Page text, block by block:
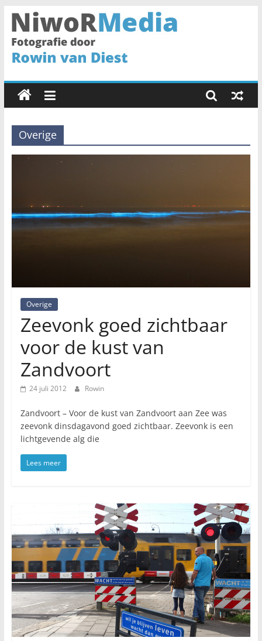
Spring
naar
inhoud
NiwoRMedia
Fotografie
door
Rowin
Diest
•
Haarlem
Overige
Overige
Zeevonk goed zichtbaar
voor de kust van
Zandvoort
24 juli 2012 Rowin
Zandvoort – Voor de kust van Zandvoort aan Zee was
zeevonk dinsdagavond goed zichtbaar. Zeevonk is een
lichtgevende alg die
Lees meer